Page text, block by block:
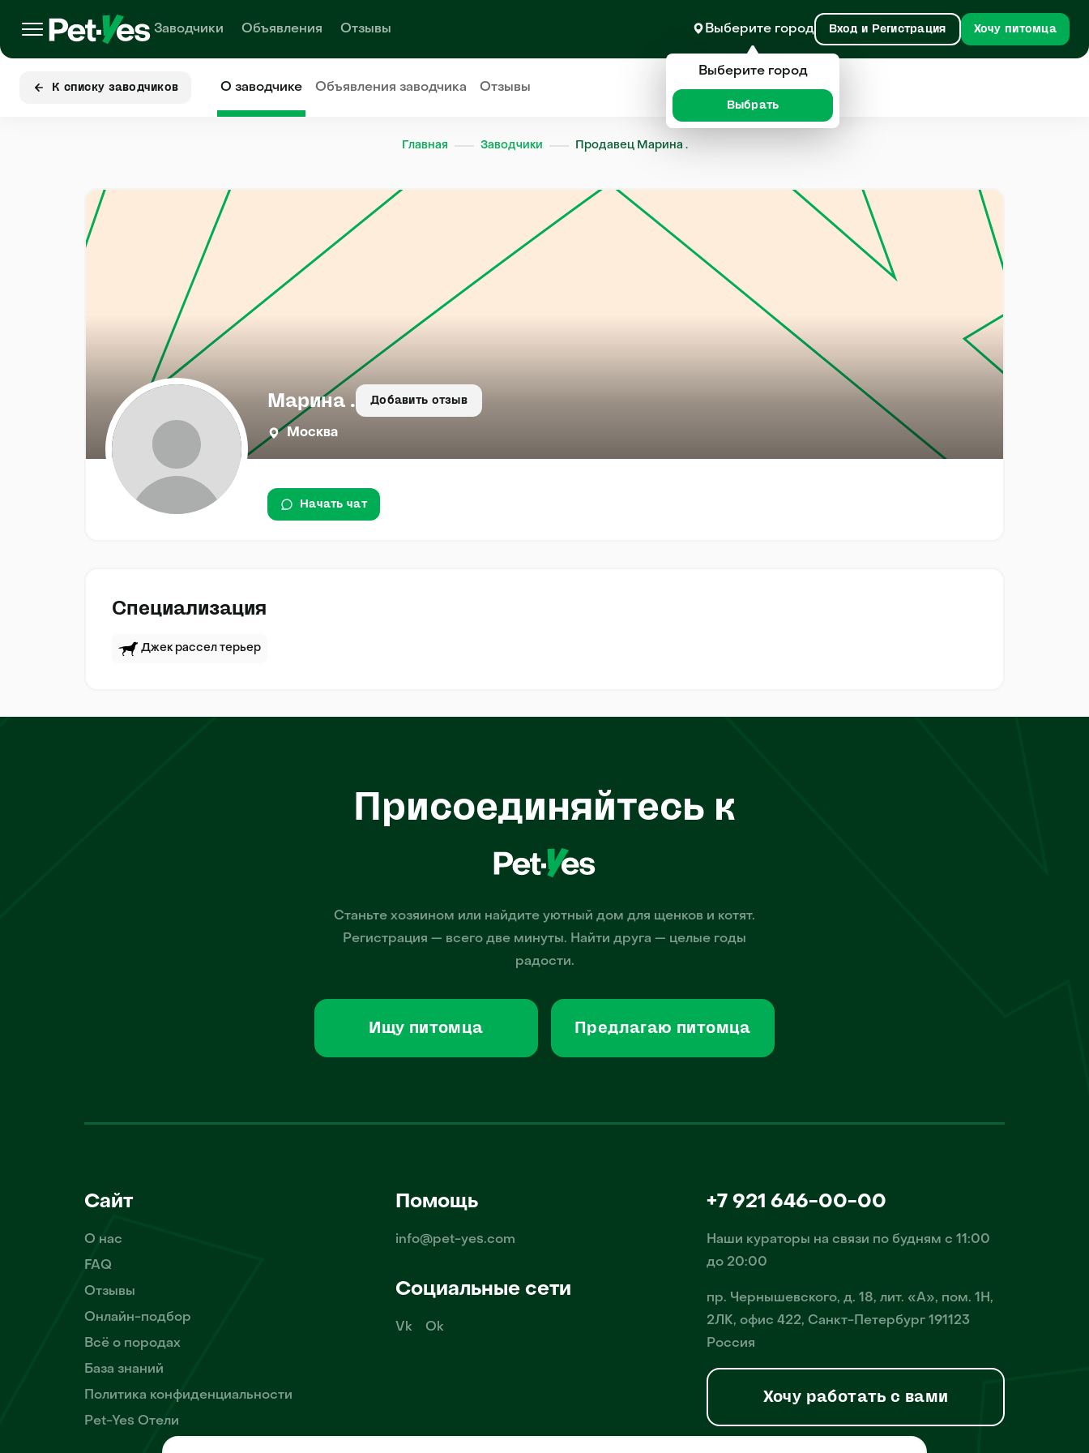
Заводчики Объявления Отзывы Выберите город Вход и Регистрация Хочу питомца
К списку заводчиков О заводчике Объявлениязаводчика Отзывы
Главная Заводчики Продавец Марина .
Марина . Добавить отзыв
Москва
Начать чат
Специализация
Джек рассел терьер
Присоединяйтесь к
Станьте хозяином или найдите уютный дом для щенков и котят.
Регистрация — всего две минуты. Найти друга — целые годы
радости.
Ищу питомца Предлагаю питомца
Сайт
О нас
FAQ
Отзывы
Онлайн-подбор
Всё о породах
База знаний
Политика конфиденциальности
Pet-Yes Отели
Помощь
info@pet-yes.com
Социальные сети
Vk Ok
+7 921 646-00-00
Наши кураторы на связи по будням с 11:00
до 20:00
пр. Чернышевского, д. 18, лит. «А», пом. 1Н,
2ЛК, офис 422, Санкт-Петербург 191123
Россия
Хочу работать с вами
Выберите город
Выбрать